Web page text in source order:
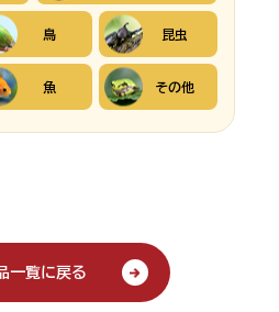
鳥 昆虫
魚 その他
一覧に戻る